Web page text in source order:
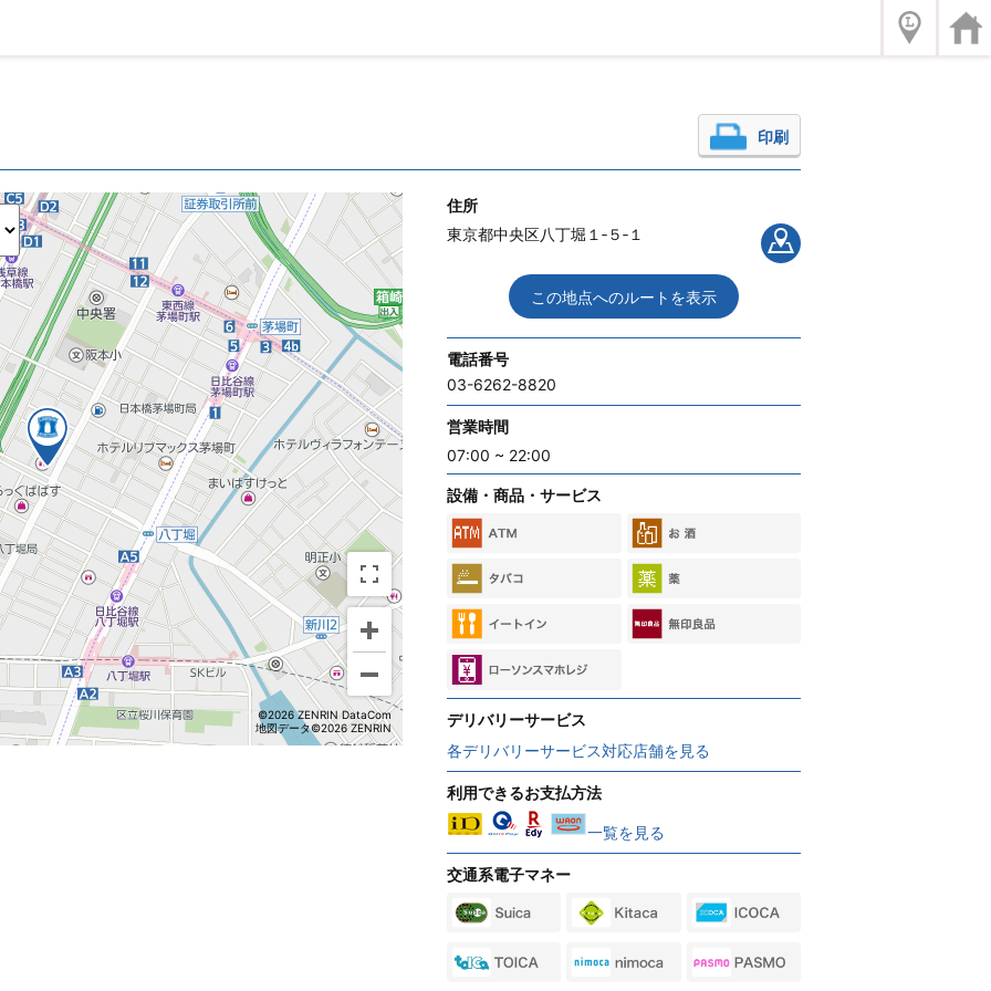
印刷
©2026 ZENRIN DataCom
地図データ©2026 ZENRIN
住所
東京都中央区八丁堀１‐５‐１
この地点へのルートを表示
電話番号
03-6262-8820
営業時間
07:00 ~ 22:00
設備・商品・サービス
デリバリーサービス
各デリバリーサービス対応店舗を見る
利用できるお支払方法
一覧を見る
交通系電子マネー